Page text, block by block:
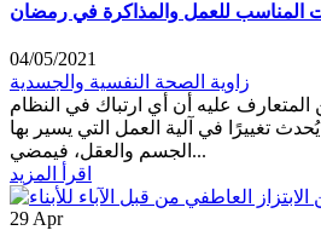
المناسب للعمل والمذاكرة في رمضان
04/05/2021
زاوية الصحة النفسية والجسدية
عليه أن أي ارتباك في النظام
تغييرًا في آلية العمل التي يسير بها
الجسم والعقل، فيمضي...
اقرأ المزيد
29Apr